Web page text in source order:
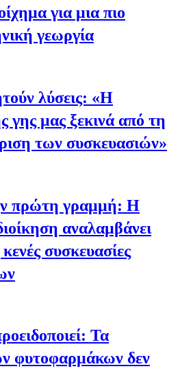
για μια πιο
γεωργία
λύσεις: «Η
γης μας ξεκινά από τη
των συσκευασιών»
πρώτη γραμμή: Η
αναλαμβάνει
συσκευασίες
Τα
φυτοφαρμάκων δεν